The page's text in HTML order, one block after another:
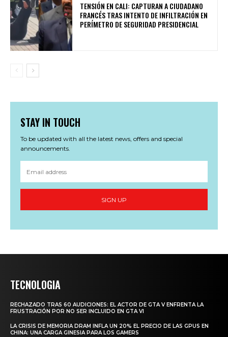
TENSIÓN EN CALI: CAPTURAN A CIUDADANO
FRANCÉS TRAS INTENTO DE INFILTRACIÓN EN
PERÍMETRO DE SEGURIDAD PRESIDENCIAL
STAY IN TOUCH
To be updated with all the latest news, offers and special
announcements.
SIGN UP
TECNOLOGIA
RECHAZADO TRAS 60 AUDICIONES: EL ACTOR DE GTA V ENFRENTA LA
FRUSTRACIÓN POR NO SER INCLUIDO EN GTA VI
LA CRISIS DE MEMORIA DRAM INFLA UN 20% EL PRECIO DE LAS GPUS EN
CHINA: UNA CARGA GINESIA PARA LOS GAMERS